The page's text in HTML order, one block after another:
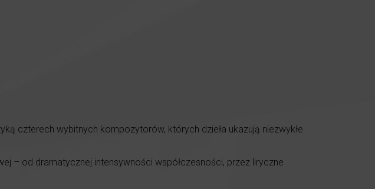
czterech wybitnych kompozytorów, których dzieła ukazują niezwykłe
– od dramatycznej intensywności współczesności, przez liryczne